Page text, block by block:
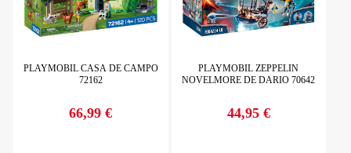
PLAYMOBIL CASA DE CAMPO
72162
Precio
66,99 €
PLAYMOBIL ZEPPELIN
NOVELMORE DE DARIO 70642
Precio
44,95 €